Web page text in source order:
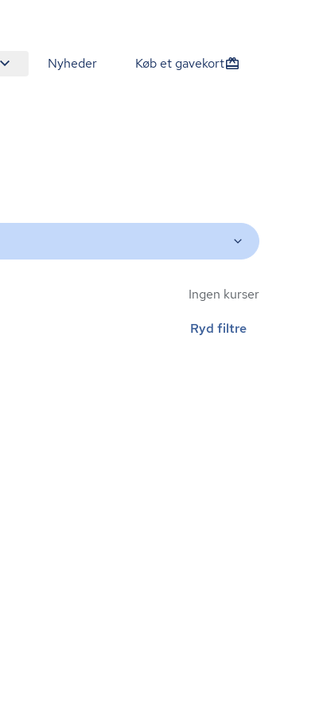
Nyheder Køb et gavekort
Ingen kurser
Ryd filtre